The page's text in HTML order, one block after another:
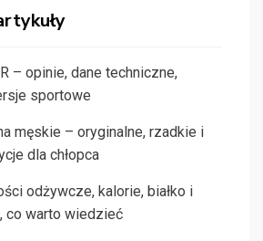
– opinie, dane techniczne,
sportowe
męskie – oryginalne, rzadkie i
dla chłopca
odżywcze, kalorie, białko i
co warto wiedzieć